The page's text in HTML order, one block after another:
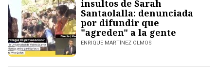
insultos de Sarah
Santaolalla: denunciada
por difundir que
"agreden" a la gente
ENRIQUE MARTÍNEZ OLMOS